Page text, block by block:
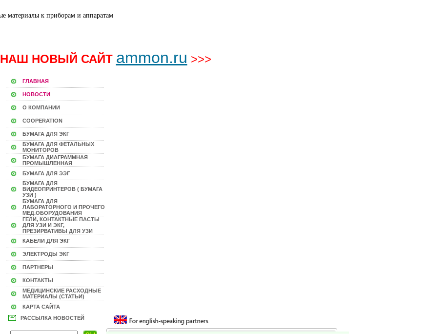
НАШ НОВЫЙ САЙТ ammon.ru >>>
ГЛАВНАЯ
НОВОСТИ
О КОМПАНИИ
COOPERATION
БУМАГА ДЛЯ ЭКГ
БУМАГА ДЛЯ ФЕТАЛЬНЫХ
МОНИТОРОВ
БУМАГА ДИАГРАММНАЯ
ПРОМЫШЛЕННАЯ
БУМАГА ДЛЯ ЭЭГ
БУМАГА ДЛЯ
ВИДЕОПРИНТЕРОВ ( БУМАГА
УЗИ )
БУМАГА ДЛЯ
ЛАБОРАТОРНОГО И ПРОЧЕГО
МЕД.ОБОРУДОВАНИЯ
ГЕЛИ, КОНТАКТНЫЕ ПАСТЫ
ДЛЯ УЗИ И ЭКГ,
ПРЕЗИРВАТИВЫ ДЛЯ УЗИ
КАБЕЛИ ДЛЯ ЭКГ
ЭЛЕКТРОДЫ ЭКГ
ПАРТНЕРЫ
КОНТАКТЫ
МЕДИЦИНСКИЕ РАСХОДНЫЕ
МАТЕРИАЛЫ (СТАТЬИ)
КАРТА САЙТА
РАССЫЛКА НОВОСТЕЙ